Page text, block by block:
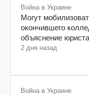
Война в Украине
Могут
окончившего
объяснение юриста